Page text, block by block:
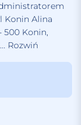
Konin Alina
500 Konin,
... Rozwiń